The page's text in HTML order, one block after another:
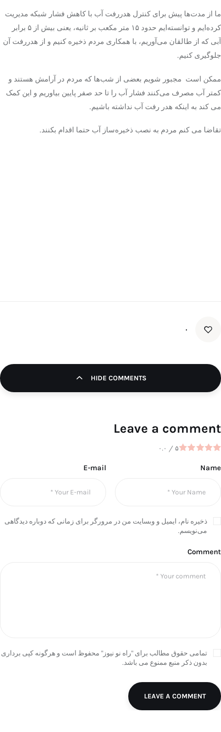
ما از مدت‌ها پیش برای کنترل هدررفت آب با کاهش فشار شبکه مدیریت
کرده‌ایم و توانسته‌ایم حدود ۱۵ متر مکعب بر ثانیه، یعنی بیش از ۵ برابر
آبی که از طالقان می‌آوریم، با همکاری مردم ذخیره کنیم و از هدررفت آن
جلوگیری کنیم.
ممکن است مجبور شویم بعضی از شب‌ها که مردم در آرامش هستند و
کمتر آب مصرف می‌کنند فشار آب را تا حد صفر پایین بیاوریم و این کمک
می کند به اینکه هدر رفت آب نداشته باشیم.
تقاضا می کنم مردم به نصب ذخیره‌ساز آب حتما اقدام بکنند.
۰
HIDE COMMENTS
Leave a comment
۰.۰ / ۵
Name
E-mail
ذخیره نام، ایمیل و وبسایت من در مرورگر برای زمانی که دوباره دیدگاهی
می‌نویسم.
Comment
تمامی حقوق مطالب برای "راه نو نیوز" محفوظ است و هرگونه کپی برداری
بدون ذکر منبع ممنوع می باشد.
LEAVE A COMMENT